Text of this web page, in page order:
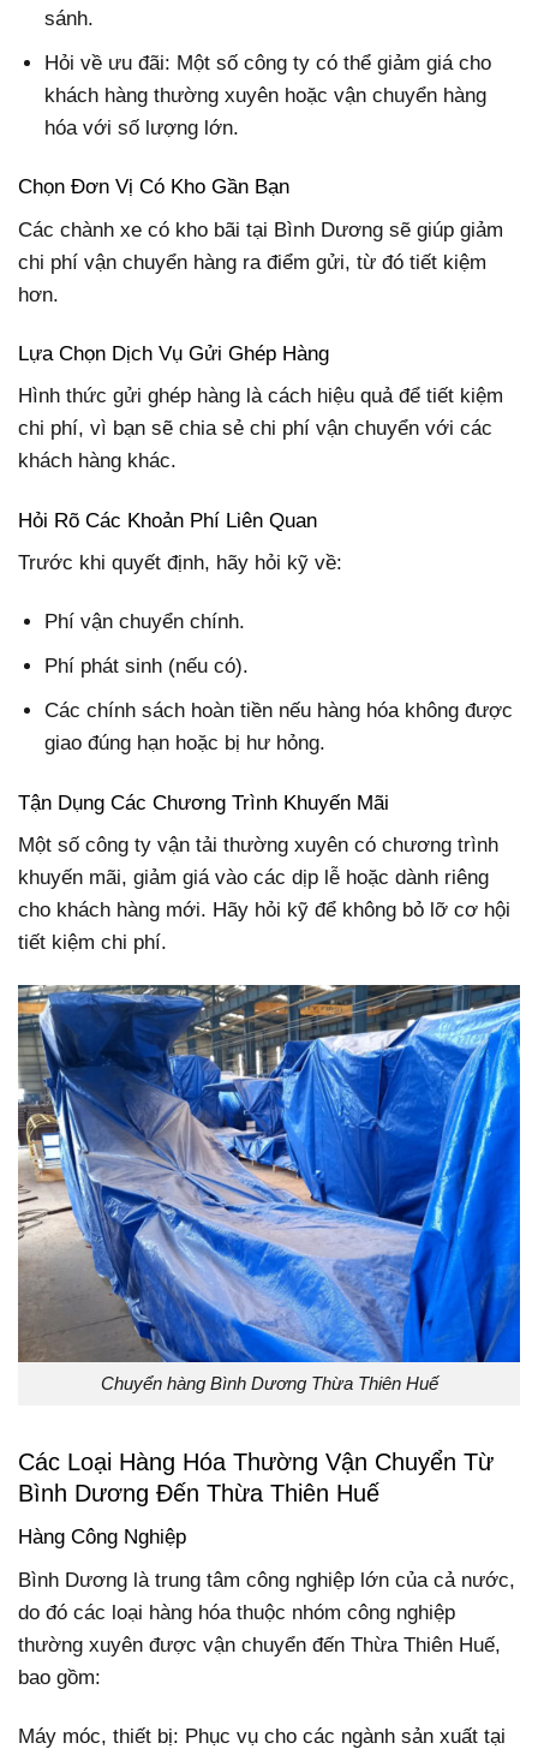
sánh.
Hỏi về ưu đãi: Một số công ty có thể giảm giá cho
khách hàng thường xuyên hoặc vận chuyển hàng
hóa với số lượng lớn.
Chọn Đơn Vị Có Kho Gần Bạn
Các chành xe có kho bãi tại Bình Dương sẽ giúp giảm
chi phí vận chuyển hàng ra điểm gửi, từ đó tiết kiệm
hơn.
Lựa Chọn Dịch Vụ Gửi Ghép Hàng
Hình thức gửi ghép hàng là cách hiệu quả để tiết kiệm
chi phí, vì bạn sẽ chia sẻ chi phí vận chuyển với các
khách hàng khác.
Hỏi Rõ Các Khoản Phí Liên Quan
Trước khi quyết định, hãy hỏi kỹ về:
Phí vận chuyển chính.
Phí phát sinh (nếu có).
Các chính sách hoàn tiền nếu hàng hóa không được
giao đúng hạn hoặc bị hư hỏng.
Tận Dụng Các Chương Trình Khuyến Mãi
Một số công ty vận tải thường xuyên có chương trình
khuyến mãi, giảm giá vào các dịp lễ hoặc dành riêng
cho khách hàng mới. Hãy hỏi kỹ để không bỏ lỡ cơ hội
tiết kiệm chi phí.
Chuyển hàng Bình Dương Thừa Thiên Huế
Các Loại Hàng Hóa Thường Vận Chuyển Từ
Bình Dương Đến Thừa Thiên Huế
Hàng Công Nghiệp
Bình Dương là trung tâm công nghiệp lớn của cả nước,
do đó các loại hàng hóa thuộc nhóm công nghiệp
thường xuyên được vận chuyển đến Thừa Thiên Huế,
bao gồm:
Máy móc, thiết bị: Phục vụ cho các ngành sản xuất tại